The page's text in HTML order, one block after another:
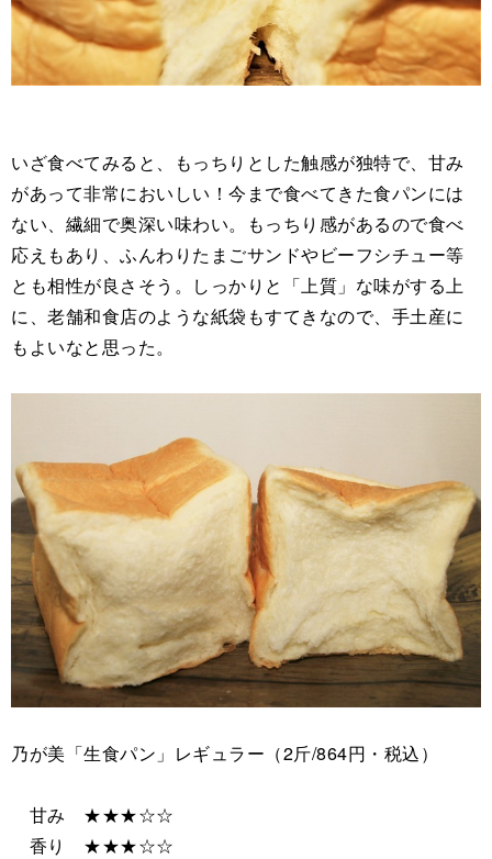
いざ食べてみると、もっちりとした触感が独特で、甘み
があって非常においしい！今まで食べてきた食パンには
ない、繊細で奥深い味わい。もっちり感があるので食べ
応えもあり、ふんわりたまごサンドやビーフシチュー等
とも相性が良さそう。しっかりと「上質」な味がする上
に、老舗和食店のような紙袋もすてきなので、手土産に
もよいなと思った。
乃が美「生食パン」レギュラー（2斤/864円・税込）
甘み ★★★☆☆
香り ★★★☆☆